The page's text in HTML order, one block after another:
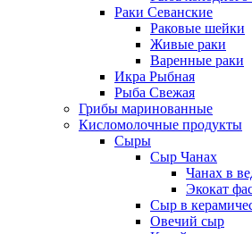
Раки Севанские
Раковые шейки
Живые раки
Варенные раки
Икра Рыбная
Рыба Свежая
Грибы маринованные
Кисломолочные продукты
Сыры
Сыр Чанах
Чанах в
Экокат
Сыр в
Овечий сыр